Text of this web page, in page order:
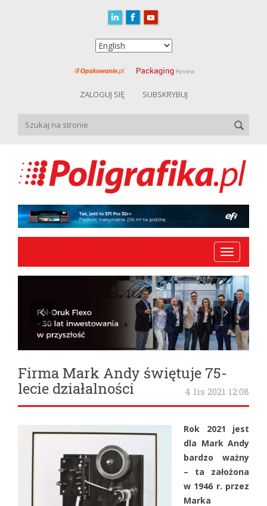
ZALOGUJ SIĘ SUBSKRYBUJ
Toggle
navigation
Firma Mark Andy świętuje 75-
lecie działalności
4 lis 2021 12:08
Rok 2021 jest
dla Mark Andy
bardzo ważny
– ta założona
w 1946 r. przez
Marka